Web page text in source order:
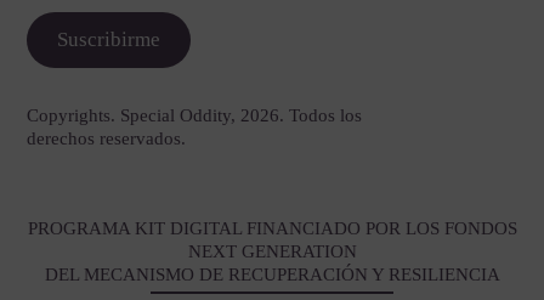
Copyrights. Special Oddity, 2026. Todos los
derechos reservados.
PROGRAMA KIT DIGITAL FINANCIADO POR LOS FONDOS
NEXT GENERATION
DEL MECANISMO DE RECUPERACIÓN Y RESILIENCIA